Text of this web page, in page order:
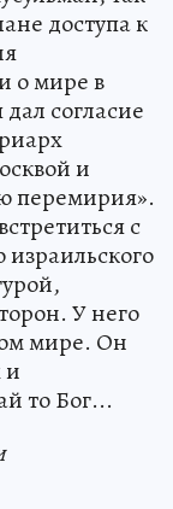
доступа к
о мире в
согласие
и
перемирия».
с
У него
мире. Он
и
то Бог...